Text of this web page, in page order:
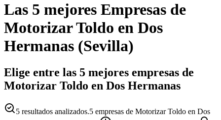
Las 5 mejores Empresas de
Motorizar Toldo en Dos
Hermanas (Sevilla)
Elige entre las 5 mejores empresas de
Motorizar Toldo en Dos Hermanas
5 resultados analizados.5 empresas de Motorizar Toldo en Dos